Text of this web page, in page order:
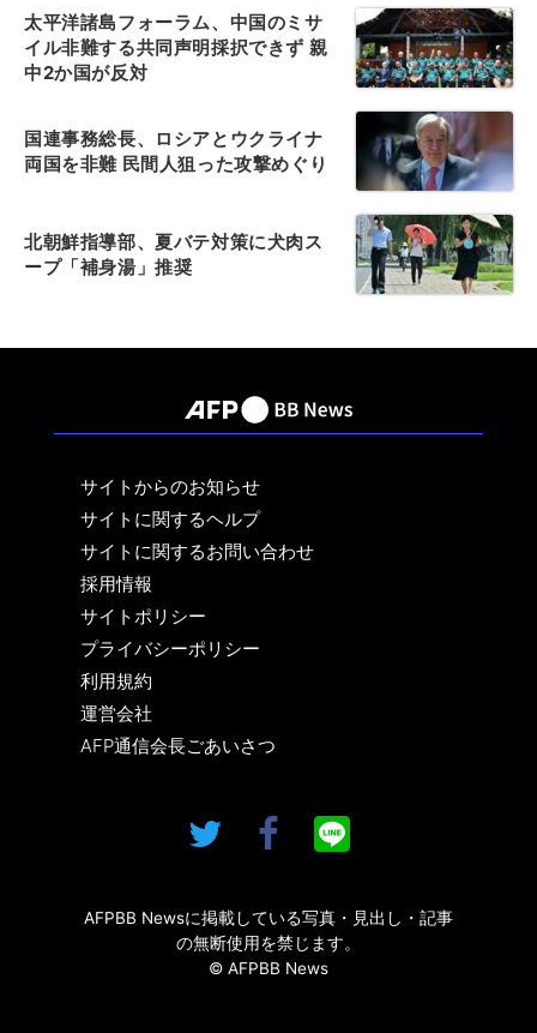
太平洋諸島フォーラム、中国のミサ
イル非難する共同声明採択できず 親
中2か国が反対
国連事務総長、ロシアとウクライナ
両国を非難 民間人狙った攻撃めぐり
北朝鮮指導部、夏バテ対策に犬肉ス
ープ「補身湯」推奨
サイトからのお知らせ
サイトに関するヘルプ
サイトに関するお問い合わせ
採用情報
サイトポリシー
プライバシーポリシー
利用規約
運営会社
AFP通信会長ごあいさつ
AFPBB Newsに掲載している写真・見出し・記事
の無断使用を禁じます。
© AFPBB News